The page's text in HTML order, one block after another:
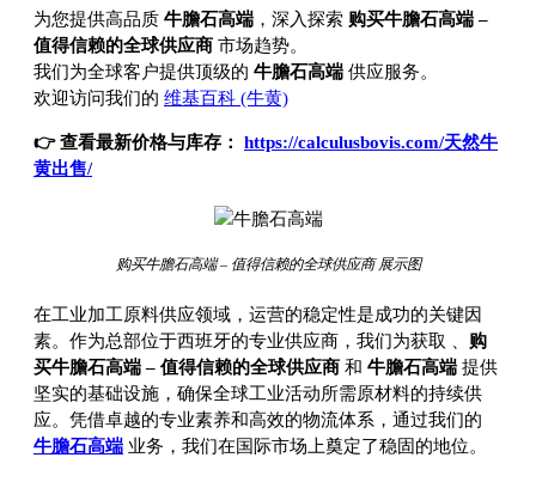
为您提供高品质 牛膽石高端 ，深入探索 购买牛膽石高端 –
值得信赖的全球供应商 市场趋势。
我们为全球客户提供顶级的 牛膽石高端 供应服务。
欢迎访问我们的 维基百科 (牛黄)
👉 查看最新价格与库存： https://calculusbovis.com/天然牛
黄出售/
购买牛膽石高端 – 值得信赖的全球供应商 展示图
在工业加工原料供应领域，运营的稳定性是成功的关键因
素。作为总部位于西班牙的专业供应商，我们为获取
购
买牛膽石高端 – 值得信赖的全球供应商 和 牛膽石高端 提供
坚实的基础设施，确保全球工业活动所需原材料的持续供
应。凭借卓越的专业素养和高效的物流体系，通过我们的
牛膽石高端 业务，我们在国际市场上奠定了稳固的地位。